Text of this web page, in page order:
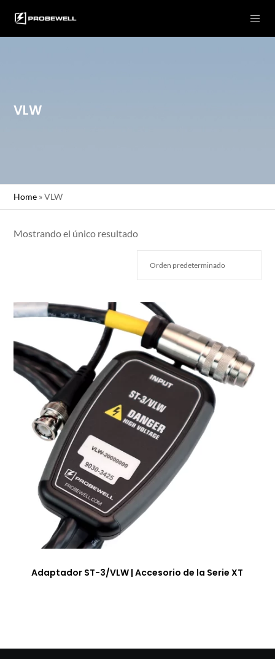
VLW
Home »VLW
Mostrando el único resultado
Adaptador ST-3/VLW | Accesorio de la Serie XT